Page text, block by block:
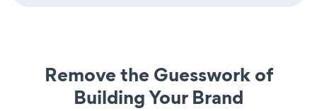
Remove the Guesswork of
Building Your Brand